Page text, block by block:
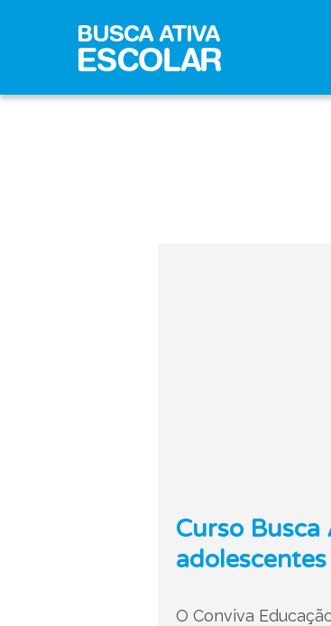
Curso
adolescentes
O Conviva